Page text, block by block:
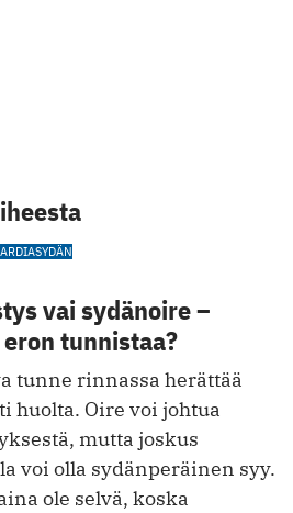
SYDÄN
vai sydänoire –
tunnistaa?
tunne rinnassa herättää
huolta. Oire voi johtua
mutta joskus
voi olla sydänperäinen syy.
ole selvä, koska